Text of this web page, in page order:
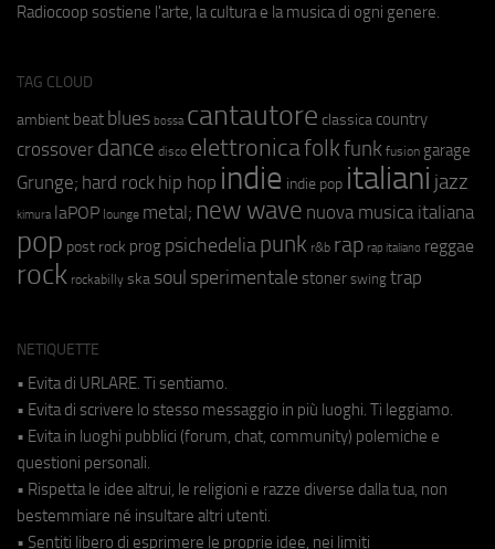
Radiocoop sostiene l'arte, la cultura e la musica di ogni genere.
TAG CLOUD
ambient beat blues bossa cantautore classica country
crossover dance disco elettronicafolkfunk fusion garage
Grunge; hard rock hip hop indie indie pop italiani jazz
kimura laPOP lounge metal; new wave nuova musica italiana
pop post rock prog psichedeliapunk r&b rap rap italiano reggae
rock rockabilly ska soul sperimentale stoner swing trap
NETIQUETTE
• Evita di URLARE. Ti sentiamo.
• Evita di scrivere lo stesso messaggio in più luoghi. Ti leggiamo.
• Evita in luoghi pubblici (forum, chat, community) polemiche e
questioni personali.
• Rispetta le idee altrui, le religioni e razze diverse dalla tua, non
bestemmiare né insultare altri utenti.
• Sentiti libero di esprimere le proprie idee, nei limiti